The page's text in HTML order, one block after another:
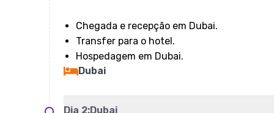
Chegada e recepção em Dubai.
Transfer para o hotel.
Hospedagem em Dubai.
Dubai
Dia 2:Dubai